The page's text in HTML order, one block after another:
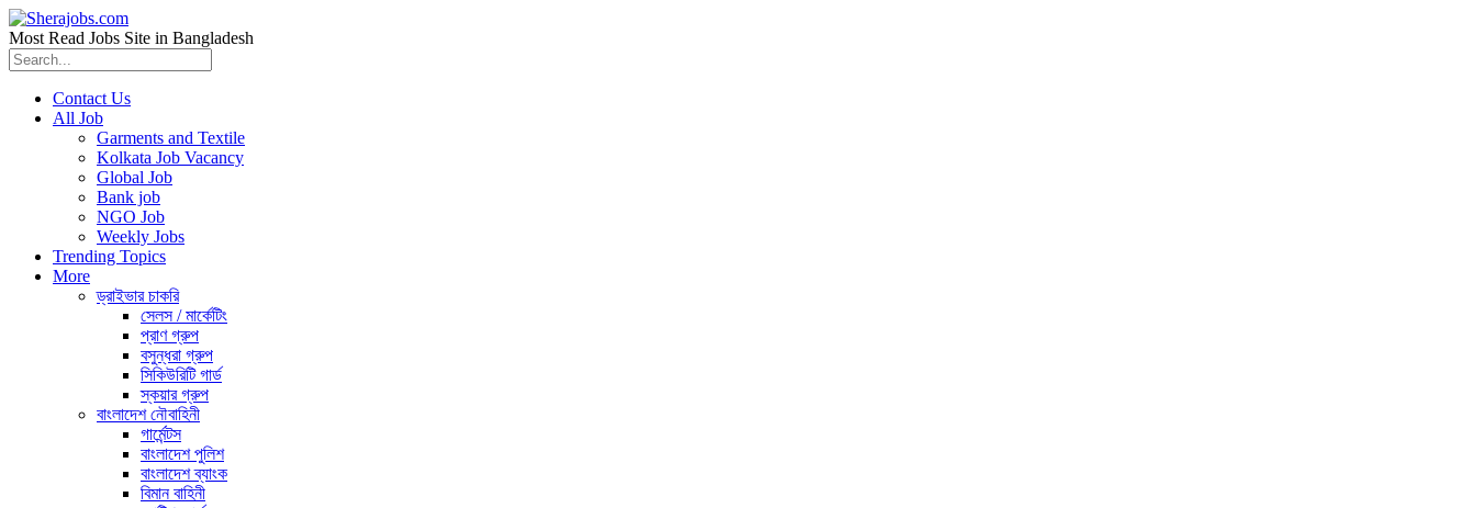
Most Read Jobs Site in Bangladesh
Contact Us
All Job
Garments and Textile
Kolkata Job Vacancy
Global Job
Bank job
NGO Job
Weekly Jobs
Trending Topics
More
ড্রাইভার চাকরি
সেলস / মার্কেটিং
প্রাণ গ্রুপ
বসুন্ধরা গ্রুপ
সিকিউরিটি গার্ড
স্কয়ার গ্রুপ
বাংলাদেশ নৌবাহিনী
গার্মেন্টস
বাংলাদেশ পুলিশ
বাংলাদেশ ব্যাংক
বিমান বাহিনী